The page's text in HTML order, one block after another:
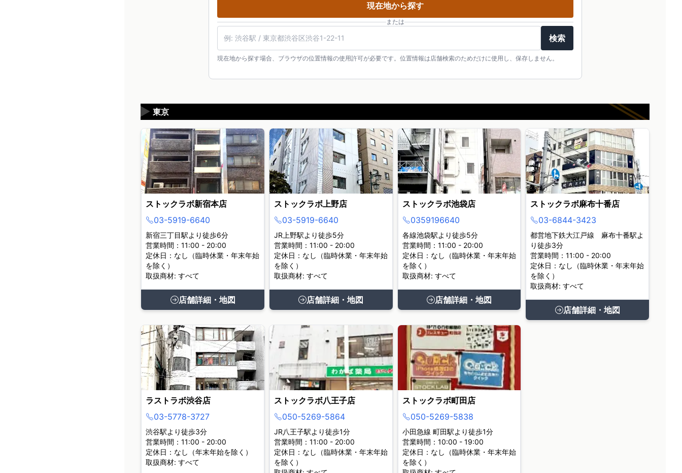
現在地から探す
または
検索
現在地から探す場合、ブラウザの位置情報の使用許可が必要です。位置情報は店舗検索のためだけに使用し、保存しません。
東京
▶
ストックラボ新宿本店
03-5919-6640
新宿三丁目駅より徒歩6分
営業時間：11:00 - 20:00
定休日：なし（臨時休業・年末年始
を除く）
取扱商材: すべて
店舗詳細・地図
ストックラボ上野店
03-5919-6640
JR上野駅より徒歩5分
営業時間：11:00 - 20:00
定休日：なし（臨時休業・年末年始
を除く）
取扱商材: すべて
店舗詳細・地図
ストックラボ池袋店
0359196640
各線池袋駅より徒歩5分
営業時間：11:00 - 20:00
定休日：なし（臨時休業・年末年始
を除く）
取扱商材: すべて
店舗詳細・地図
ストックラボ麻布十番店
03-6844-3423
都営地下鉄大江戸線 麻布十番駅よ
り徒歩3分
営業時間：11:00 - 20:00
定休日：なし（臨時休業・年末年始
を除く）
取扱商材: すべて
店舗詳細・地図
ラストラボ渋谷店
03-5778-3727
渋谷駅より徒歩3分
営業時間：11:00 - 20:00
定休日：なし（年末年始を除く）
取扱商材: すべて
ストックラボ八王子店
050-5269-5864
JR八王子駅より徒歩1分
営業時間：11:00 - 20:00
定休日：なし（臨時休業・年末年始
を除く）
ストックラボ町田店
050-5269-5838
小田急線 町田駅より徒歩1分
営業時間：10:00 - 19:00
定休日：なし（臨時休業・年末年始
を除く）